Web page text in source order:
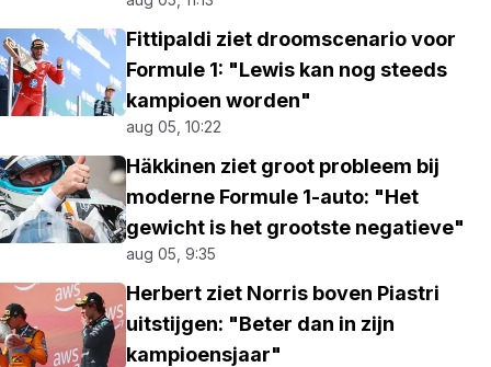
Fittipaldi ziet droomscenario voor
Formule 1: "Lewis kan nog steeds
kampioen worden"
aug 05, 10:22
Häkkinen ziet groot probleem bij
moderne Formule 1-auto: "Het
gewicht is het grootste negatieve"
aug 05, 9:35
Herbert ziet Norris boven Piastri
uitstijgen: "Beter dan in zijn
kampioensjaar"